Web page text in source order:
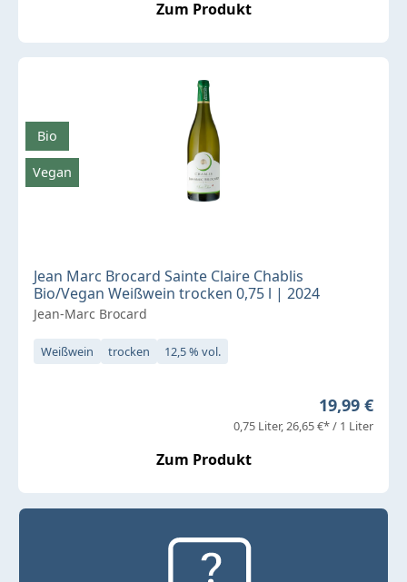
Zum Produkt
Jean Marc Brocard Sainte Claire Chablis
Bio/Vegan Weißwein trocken 0,75 l | 2024
Jean-Marc Brocard
Weißwein trocken 12,5 % vol.
Regulärer
19,99 €
0,75 Liter 26,65 €* / 1 Liter
Zum Produkt
Bio
Vegan